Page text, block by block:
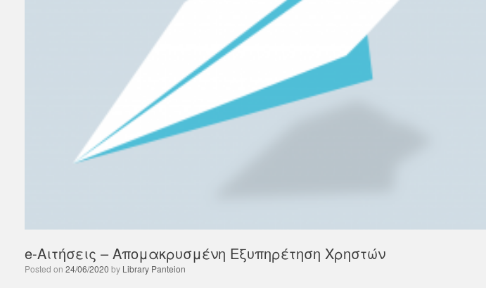
e-Αιτήσεις – Απομακρυσμένη Εξυπηρέτηση Χρηστών
Posted on 24/06/2020 by Library Panteion
που θα πραγματοποιηθεί στις 17/6/2026
στις 14:30. Το περιεχόμενο αφορά...
Σας ενημερώνουμε ότι ο εκδοτικός οίκος
Wiley στο πλαίσιο της συμφωνίας με τον
Σύνδεσμο Ελληνικών Ακαδημαϊκών
Βιβλιοθηκών διοργανώνει διαδικτυακό
σεμινάριο...
Read More